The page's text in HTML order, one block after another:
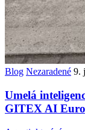
Blog Nezaradené 9.
Umelá
GITEX AI